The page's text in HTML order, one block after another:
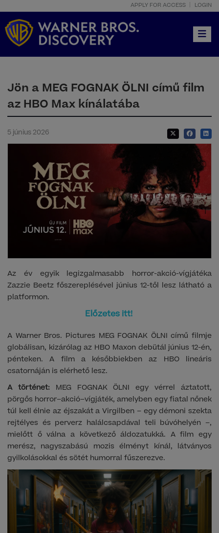
APPLY FOR ACCESS LOGIN
Jön a MEG FOGNAK ÖLNI című film
az HBO Max kínálatába
5 június 2026
Az év egyik legizgalmasabb horror-akció-vígjátéka
Zazzie Beetz főszereplésével június 12-től lesz látható a
platformon.
Előzetes itt!
A Warner Bros. Pictures MEG FOGNAK ÖLNI című filmje
globálisan, kizárólag az HBO Maxon debütál június 12-én,
pénteken. A film a későbbiekben az HBO lineáris
csatornáján is elérhető lesz.
A történet: MEG FOGNAK ÖLNI egy vérrel áztatott,
pörgős horror–akció–vígjáték, amelyben egy fiatal nőnek
túl kell élnie az éjszakát a Virgilben – egy démoni szekta
rejtélyes és perverz halálcsapdával teli búvóhelyén –,
mielőtt ő válna a következő áldozatukká. A film egy
merész, nagyszabású mozis élményt kínál, látványos
gyilkolásokkal és sötét humorral fűszerezve.